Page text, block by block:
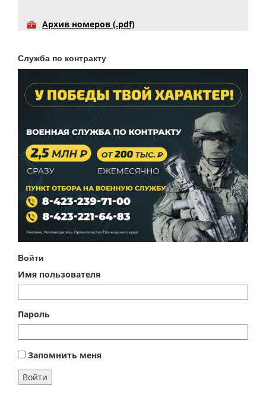
Архив номеров (.pdf)
Служба по контракту
Войти
Имя пользователя
Пароль
Запомнить меня
Войти